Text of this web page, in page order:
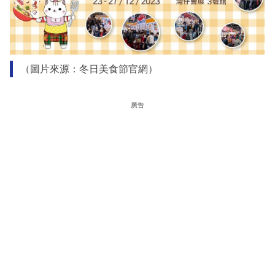
（圖片來源：冬日美食節官網）
廣告